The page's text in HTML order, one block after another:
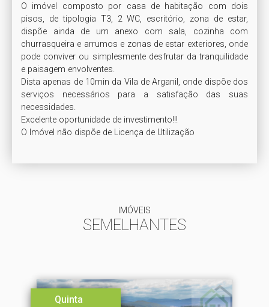
O imóvel composto por casa de habitação com dois
pisos, de tipologia T3, 2 WC, escritório, zona de estar,
dispõe ainda de um anexo com sala, cozinha com
churrasqueira e arrumos e zonas de estar exteriores, onde
pode conviver ou simplesmente desfrutar da tranquilidade
e paisagem envolventes.
Dista apenas de 10min da Vila de Arganil, onde dispõe dos
serviços necessários para a satisfação das suas
necessidades.
Excelente oportunidade de investimento!!!
O Imóvel não dispõe de Licença de Utilização
IMÓVEIS
SEMELHANTES
Quinta